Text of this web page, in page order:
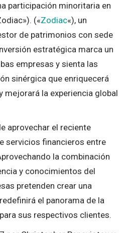
participación minoritaria en
(«Zodiac«), un
de patrimonios con sede
estratégica marca un
empresas y sienta las
sinérgica que enriquecerá
la experiencia global
aprovechar el reciente
servicios financieros entre
la combinación
y conocimientos del
pretenden crear una
el panorama de la
sus respectivos clientes.